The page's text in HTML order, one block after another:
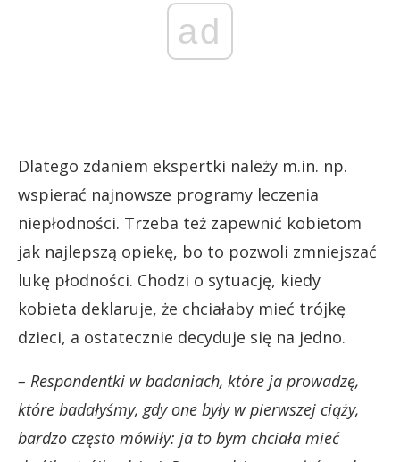
ad
Dlatego zdaniem ekspertki należy m.in. np.
wspierać najnowsze programy leczenia
niepłodności. Trzeba też zapewnić kobietom
jak najlepszą opiekę, bo to pozwoli zmniejszać
lukę płodności. Chodzi o sytuację, kiedy
kobieta deklaruje, że chciałaby mieć trójkę
dzieci, a ostatecznie decyduje się na jedno.
– Respondentki w badaniach, które ja prowadzę,
które badałyśmy, gdy one były w pierwszej ciąży,
bardzo często mówiły: ja to bym chciała mieć